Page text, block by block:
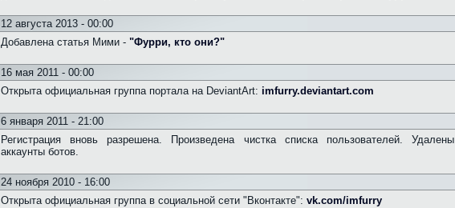
12 августа 2013 - 00:00
Добавлена статья Мими - "Фурри, кто они?"
16 мая 2011 - 00:00
Открыта официальная группа портала на DeviantArt: imfurry.deviantart.com
6 января 2011 - 21:00
Регистрация вновь разрешена. Произведена чистка списка пользователей. Удалены
аккаунты ботов.
24 ноября 2010 - 16:00
Открыта официальная группа в социальной сети "Вконтакте": vk.com/imfurry